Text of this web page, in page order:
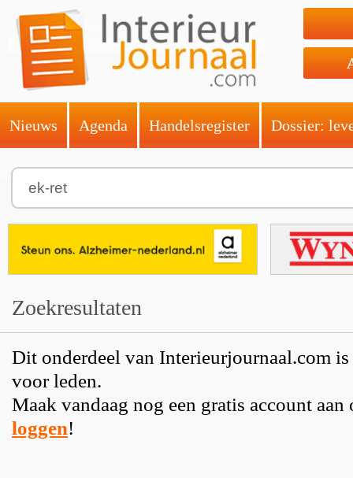
Nieuws Agenda Handelsregister Dossier:
Zoekresultaten
Dit onderdeel van Interieurjournaal.com
voor leden.
Maak vandaag nog een gratis account
loggen!